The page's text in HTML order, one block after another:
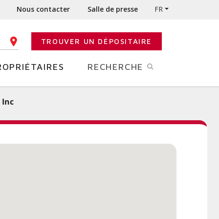
Nous contacter Salle de presse FR
CODE POSTALTROUVER UN DÉPOSITAIRE
RECHERCHE
Inc